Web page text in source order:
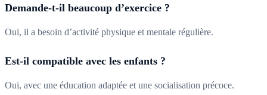
Demande-t-il beaucoup d’exercice ?
Oui, il a besoin d’activité physique et mentale régulière.
Est-il compatible avec les enfants ?
Oui, avec une éducation adaptée et une socialisation précoce.